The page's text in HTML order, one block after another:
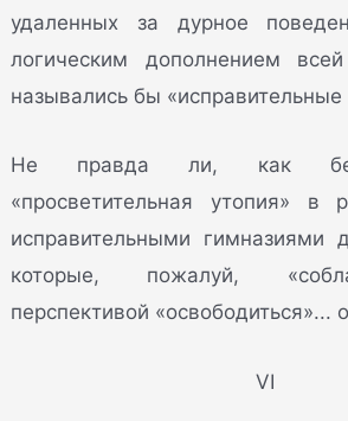
удаленных за дурное
логическим дополнением
назывались бы
Не правда ли, как
«просветительная утопия» в
исправительными гимназиями
которые, пожалуй,
перспективой «освободиться»...
VI